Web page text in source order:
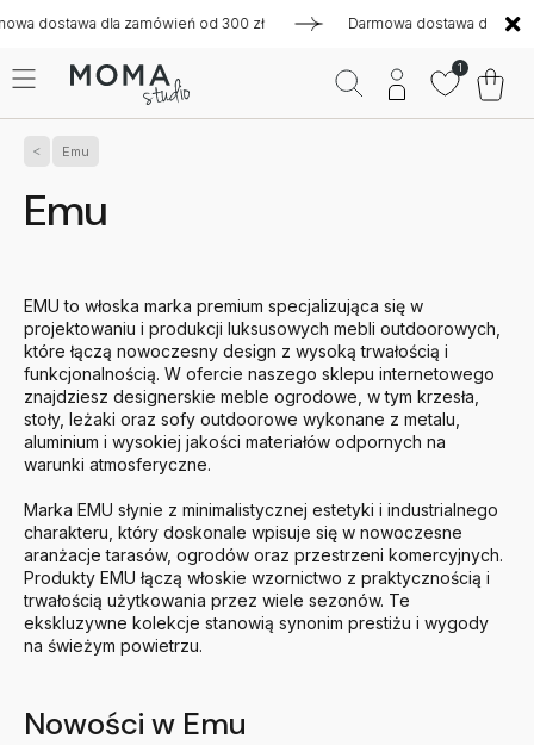
dla zamówień od 300 zł Darmowa dostawa dla zamówień od
1
Emu
Emu
EMU to włoska marka premium specjalizująca się w
projektowaniu i produkcji luksusowych mebli outdoorowych,
które łączą nowoczesny design z wysoką trwałością i
funkcjonalnością. W ofercie naszego sklepu internetowego
znajdziesz designerskie meble ogrodowe, w tym krzesła,
stoły, leżaki oraz sofy outdoorowe wykonane z metalu,
aluminium i wysokiej jakości materiałów odpornych na
warunki atmosferyczne.
Marka EMU słynie z minimalistycznej estetyki i industrialnego
charakteru, który doskonale wpisuje się w nowoczesne
aranżacje tarasów, ogrodów oraz przestrzeni komercyjnych.
Produkty EMU łączą włoskie wzornictwo z praktycznością i
trwałością użytkowania przez wiele sezonów. Te
ekskluzywne kolekcje stanowią synonim prestiżu i wygody
na świeżym powietrzu.
Nowości w Emu